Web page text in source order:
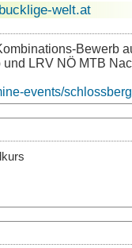
welt.at
Bewerb
LRV NÖ MTB
events/